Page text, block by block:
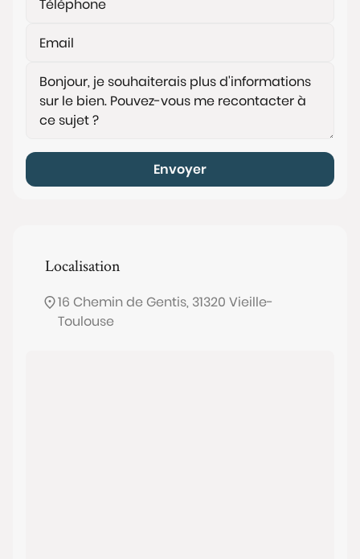
Envoyer
Localisation
16 Chemin de Gentis, 31320 Vieille-
Toulouse